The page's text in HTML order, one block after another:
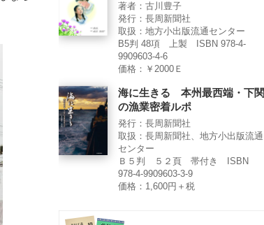
著者：古川豊子
発行：長周新聞社
取扱：地方小出版流通センター
B5判 48項 上製 ISBN 978-4-
9909603-4-6
価格：￥2000Ｅ
海に生きる 本州最西端・下関
の漁業密着ルポ
発行：長周新聞社
取扱：長周新聞社、地方小出版流通
センター
Ｂ５判 ５２頁 帯付き ISBN
978-4-9909603-3-9
価格：1,600円＋税